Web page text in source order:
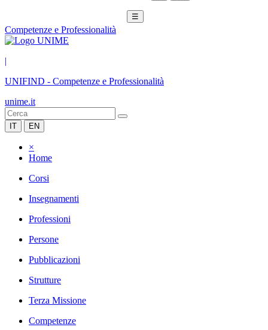
☰
Competenze e Professionalità
|
UNIFIND - Competenze e Professionalità
unime.it
IT EN
×
Home
Corsi
Insegnamenti
Professioni
Persone
Pubblicazioni
Strutture
Terza Missione
Competenze